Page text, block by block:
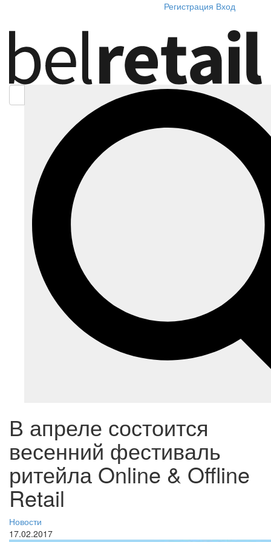
Регистрация Вход
В апреле состоится
весенний фестиваль
ритейла Online & Offline
Retail
Новости
17.02.2017